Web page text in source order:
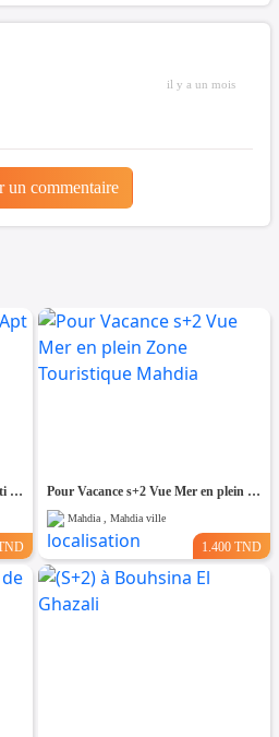
il y a un mois
un commentaire
Particulier V Excellent Apt S2 multi Usage Pour Vacance s+2 Vue Mer en plein Zone Touristique Mahdia
Mahdia , Mahdia ville
1.400 TND